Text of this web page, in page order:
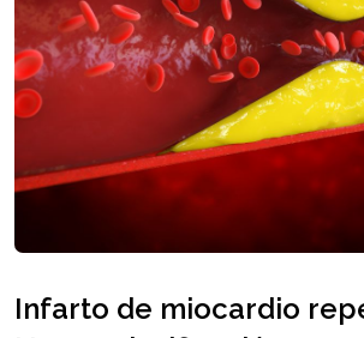
Infarto de miocardio